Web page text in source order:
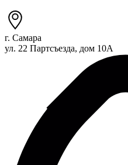
г. Самара
ул. 22 Партсъезда, дом 10А